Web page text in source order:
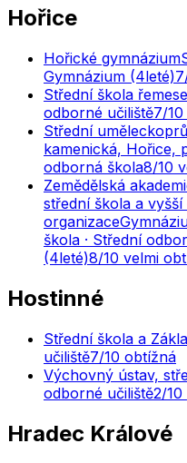
Hořice
Hořické gymnázium
Gymnázium (4leté)7
Střední škola
odborné učiliště7/10
Střední
kamenická, Hořice,
odborná škola8/10
Zemědělská
střední škola a
organizace
škola · Střední
(4leté)8/10 velmi
Hostinné
Střední škola a
učiliště7/10 obtížná
Výchovný ústav,
odborné učiliště2/10
Hradec Králové